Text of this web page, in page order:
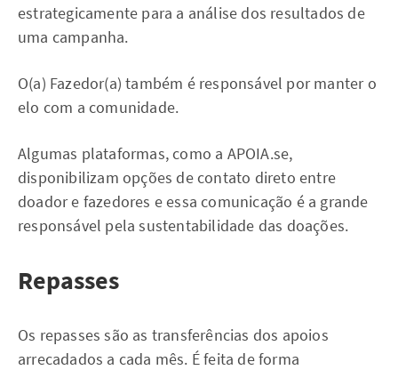
estrategicamente para a análise dos resultados de
uma campanha.
O(a) Fazedor(a) também é responsável por manter o
elo com a comunidade.
Algumas plataformas, como a APOIA.se,
disponibilizam opções de contato direto entre
doador e fazedores e essa comunicação é a grande
responsável pela sustentabilidade das doações.
Repasses
Os repasses são as transferências dos apoios
arrecadados a cada mês. É feita de forma